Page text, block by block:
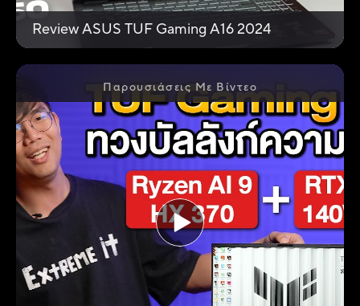
Review ASUS TUF Gaming A16 2024
Παρουσιάσεις Με Βίντεο